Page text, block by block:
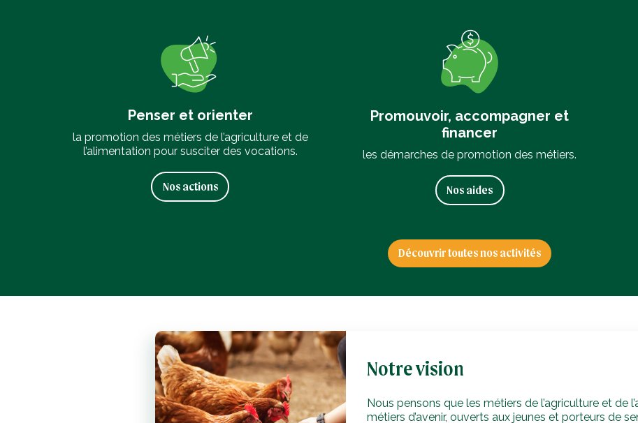
Penser et orienter
la promotion des métiers de l’agriculture et de
l’alimentation pour susciter des vocations.
Nos actions
Promouvoir, accompagner et
financer
les démarches de promotion des métiers.
Nos aides
Découvrir toutes nos activités
Notre vision
Nous pensons que les métiers de l’agriculture et de
métiers d’avenir, ouverts aux jeunes et porteurs de